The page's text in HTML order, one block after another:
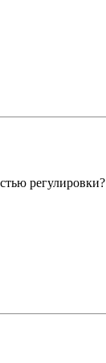
регулировки?